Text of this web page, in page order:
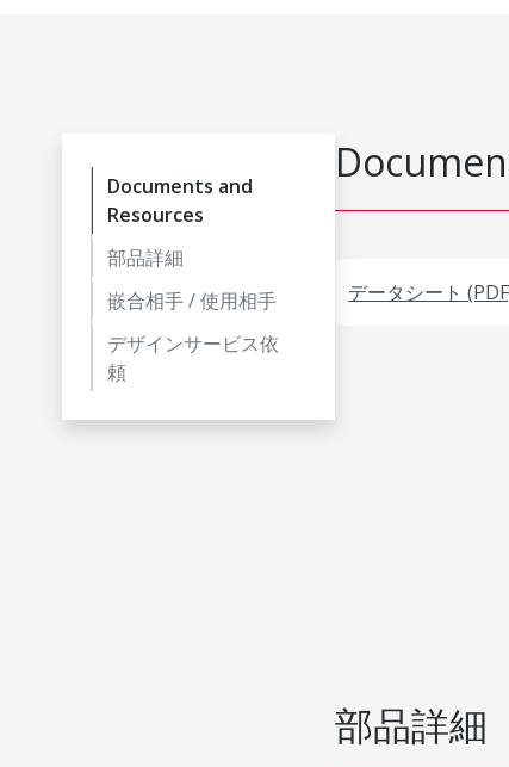
Documents and
Resources
部品詳細
嵌合相手 / 使用相手
デザインサービス依
頼
データシート
部品詳細